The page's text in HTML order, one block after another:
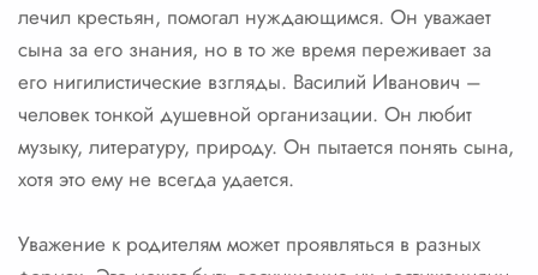
лечил крестьян, помогал нуждающимся. Он уважает
сына за его знания, но в то же время переживает за
его нигилистические взгляды. Василий Иванович –
человек тонкой душевной организации. Он любит
музыку, литературу, природу. Он пытается понять сына,
хотя это ему не всегда удается.
Уважение к родителям может проявляться в разных